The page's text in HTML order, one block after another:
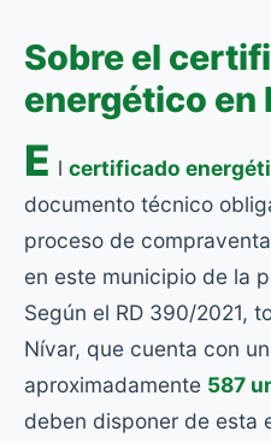
Sobre el
energético en
E l certificado
documento técnico
proceso de
en este municipio de la
Según el RD 390/2021,
Nívar, que cuenta con
aproximadamente 587
deben disponer de esta